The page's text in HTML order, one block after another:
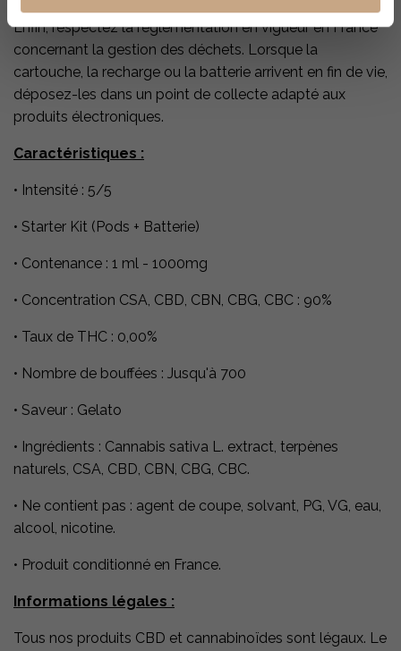
Enfin, respectez la réglementation en vigueur en France
concernant la gestion des déchets. Lorsque la
cartouche, la recharge ou la batterie arrivent en fin de vie,
déposez-les dans un point de collecte adapté aux
produits électroniques.
Caractéristiques :
• Intensité : 5/5
• Starter Kit (Pods + Batterie)
• Contenance : 1 ml - 1000mg
• Concentration CSA, CBD, CBN, CBG, CBC : 90%
• Taux de THC : 0,00%
• Nombre de bouffées : Jusqu'à 700
• Saveur : Gelato
• Ingrédients : Cannabis sativa L. extract, terpènes
naturels, CSA, CBD, CBN, CBG, CBC.
• Ne contient pas : agent de coupe, solvant, PG, VG, eau,
alcool, nicotine.
• Produit conditionné en France.
Informations légales :
Tous nos produits CBD et cannabinoïdes sont légaux. Le